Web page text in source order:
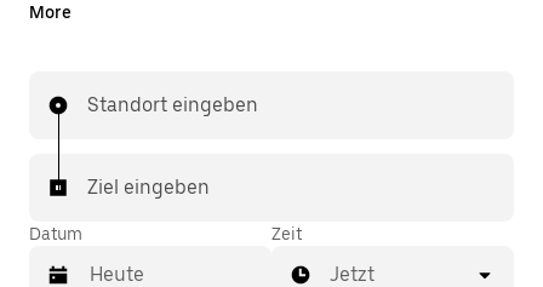
lizenzierte Taxifahrer*innen zugewiesen werden. In
Preise, die du von UberX kennst, während du mit
In einigen Städten der Schweiz kannst du in der
Uber App gezielt ein Taxi bestellen, wenn du sicher
sein möchtest, dass dir ein Taxi für deine Fahrt
zugewiesen wird.
More
Standort eingeben
Ziel eingeben
Datum Zeit
Jetzt